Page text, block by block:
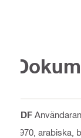
PDF
1970 , arabiska,